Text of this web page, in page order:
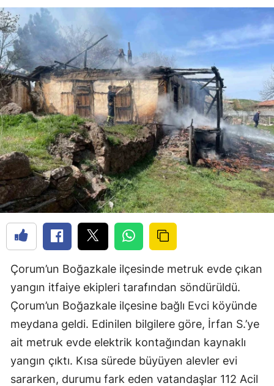
Çorum’un Boğazkale ilçesinde metruk evde çıkan
yangın itfaiye ekipleri tarafından söndürüldü.
Çorum’un Boğazkale ilçesine bağlı Evci köyünde
meydana geldi. Edinilen bilgilere göre, İrfan S.’ye
ait metruk evde elektrik kontağından kaynaklı
yangın çıktı. Kısa sürede büyüyen alevler evi
sararken, durumu fark eden vatandaşlar 112 Acil